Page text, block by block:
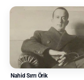
Nahid Sırrı Örik